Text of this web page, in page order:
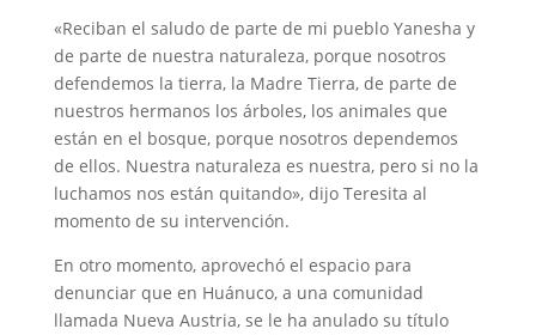
«Reciban el saludo de parte de mi pueblo Yanesha y
de parte de nuestra naturaleza, porque nosotros
defendemos la tierra, la Madre Tierra, de parte de
nuestros hermanos los árboles, los animales que
están en el bosque, porque nosotros dependemos
de ellos. Nuestra naturaleza es nuestra, pero si no la
luchamos nos están quitando», dijo Teresita al
momento de su intervención.
En otro momento, aprovechó el espacio para
denunciar que en Huánuco, a una comunidad
llamada Nueva Austria, se le ha anulado su título